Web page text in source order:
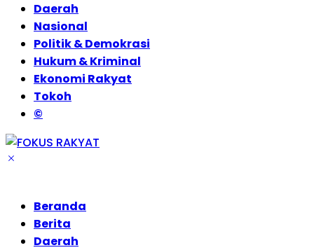
Daerah
Nasional
Politik & Demokrasi
Hukum & Kriminal
Ekonomi Rakyat
Tokoh
©
Beranda
Berita
Daerah